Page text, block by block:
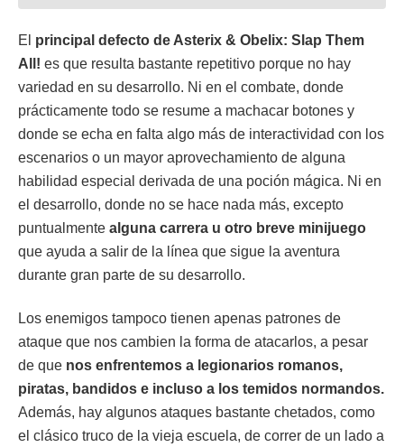
El principal defecto de Asterix & Obelix: Slap Them
All! es que resulta bastante repetitivo porque no hay
variedad en su desarrollo. Ni en el combate, donde
prácticamente todo se resume a machacar botones y
donde se echa en falta algo más de interactividad con los
escenarios o un mayor aprovechamiento de alguna
habilidad especial derivada de una poción mágica. Ni en
el desarrollo, donde no se hace nada más, excepto
puntualmente alguna carrera u otro breve minijuego
que ayuda a salir de la línea que sigue la aventura
durante gran parte de su desarrollo.
Los enemigos tampoco tienen apenas patrones de
ataque que nos cambien la forma de atacarlos, a pesar
de que nos enfrentemos a legionarios romanos,
piratas, bandidos e incluso a los temidos normandos.
Además, hay algunos ataques bastante chetados, como
el clásico truco de la vieja escuela, de correr de un lado a